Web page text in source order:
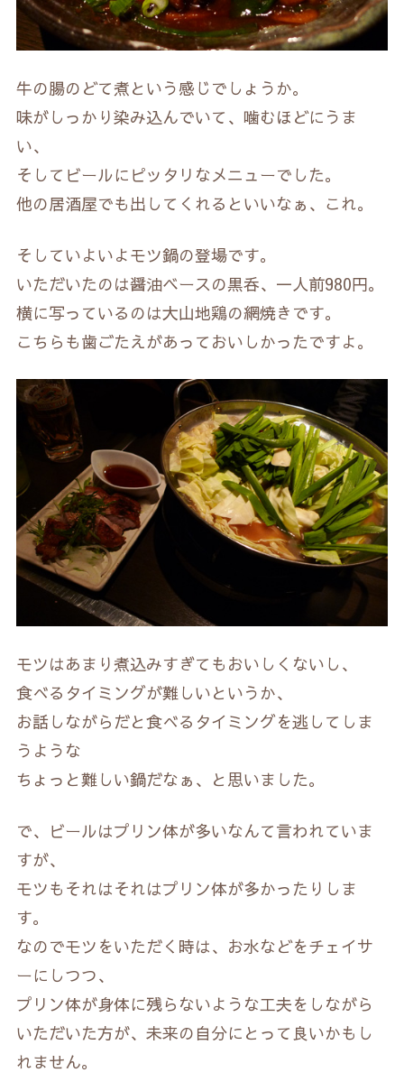
牛の腸のどて煮という感じでしょうか。
味がしっかり染み込んでいて、噛むほどにうま
い、
そしてビールにピッタリなメニューでした。
他の居酒屋でも出してくれるといいなぁ、これ。
そしていよいよモツ鍋の登場です。
いただいたのは醤油ベースの黒呑、一人前980円。
横に写っているのは大山地鶏の網焼きです。
こちらも歯ごたえがあっておいしかったですよ。
モツはあまり煮込みすぎてもおいしくないし、
食べるタイミングが難しいというか、
お話しながらだと食べるタイミングを逃してしま
うような
ちょっと難しい鍋だなぁ、と思いました。
で、ビールはプリン体が多いなんて言われていま
すが、
モツもそれはそれはプリン体が多かったりしま
す。
なのでモツをいただく時は、お水などをチェイサ
ーにしつつ、
プリン体が身体に残らないような工夫をしながら
いただいた方が、未来の自分にとって良いかもし
れません。